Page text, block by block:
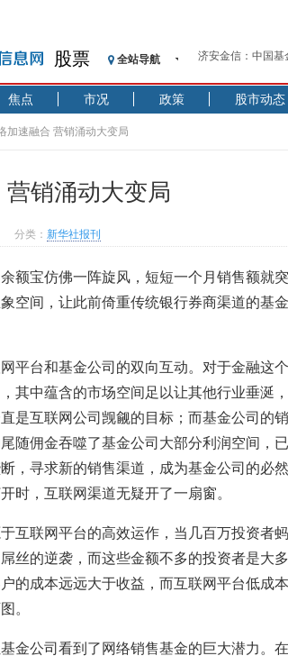
股票 全站导航
【见·闻】疫情下
记者手记：疫情
【见·闻】疫情下
济安金信：中国
【新华财经调查
央行公开市场净
基本面及股市双
沥青期货连续两日
恒生聚源：北斗
济安金信：中国基
焦点 市况 政策 股市动态
加速融合 营销涌动大变局
销涌动大变局
分类： 新华社报刊
额宝仿佛一阵旋风，短短一个月销售额就突
空间，让此前倚重传统银行券商渠道的基
平台和基金公司的双向互动。对于金融这
其中蕴含的市场空间足以让其他行业垂涎
是互联网公司觊觎的目标；而基金公司的
随佣金吞噬了基金公司大部分利润空间，
，寻求新的销售渠道，成为基金公司的必
时，互联网渠道无疑开了一扇窗。
互联网平台的高效运作，当几百万投资者
丝的逆袭，而这些金额不多的投资者是大
的成本远远大于收益，而互联网平台低成
。
金公司看到了网络销售基金的巨大潜力。